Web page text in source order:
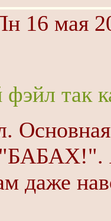
16 мая
так
"БАБАХ!".
даже